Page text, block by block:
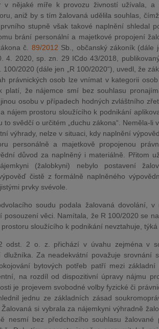
v nějaké míře k provozu živností užívala,
aniž by s tím žalovaná udělila souhlas,
stupně však takové naplnění shledal
brání personální a majetkové propojení
č. 89/2012 Sb., občanský zákoník (dále
4. 2020, sp. zn. 29 ICdo 43/2018,
100/2020 (dále jen „R 100/2020“), uvedl, že
právnických osob lze vnímat v kategorii
platí, že nájemce smí bez souhlasu
osobu v případech hodných zvláštního
nájem prostoru sloužícího k podnikání
to svědčí o určitém „duchu zákona“. Neměla-li
výhrady, nelze v situaci, kdy naplnění
personálně a majetkově propojenou
důvod za naplněný i materiálně. Přitom
(žalobkyni) nebylo postavení
čistě z formálně naplněného
prvky svévole.
soudu podala žalovaná dovolání, v
posouzení věci. Namítala, že R 100/2020 se
sloužícího k podnikání nevztahuje,
odst. 2 o. z. přichází v úvahu zejména v
dlužníka. Za neadekvátní považuje srovnání
bytových potřeb patří mezi
na rozdíl od dispozitivní úpravy nájmu
je projevem svobodné volby fyzické či
jednu ze základních zásad
si vybrala za nájemkyni výhradně
nesmí bez předchozího souhlasu